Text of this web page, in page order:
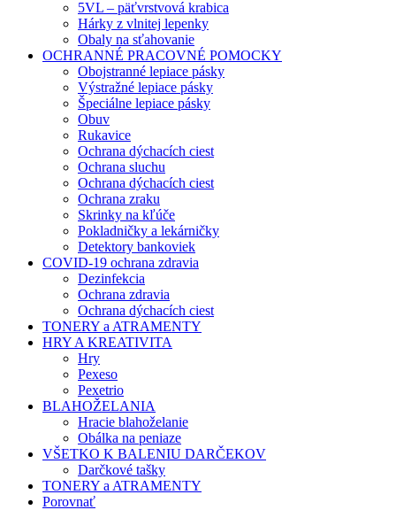
5VL – päťvrstvová krabica
Hárky z vlnitej lepenky
Obaly na sťahovanie
OCHRANNÉ PRACOVNÉ POMOCKY
Obojstranné lepiace pásky
Výstražné lepiace pásky
Špeciálne lepiace pásky
Obuv
Rukavice
Ochrana dýchacích ciest
Ochrana sluchu
Ochrana dýchacích ciest
Ochrana zraku
Skrinky na kľúče
Pokladničky a lekárničky
Detektory bankoviek
COVID-19 ochrana zdravia
Dezinfekcia
Ochrana zdravia
Ochrana dýchacích ciest
TONERY a ATRAMENTY
HRY A KREATIVITA
Hry
Pexeso
Pexetrio
BLAHOŽELANIA
Hracie blahoželanie
Obálka na peniaze
VŠETKO K BALENIU DARČEKOV
Darčkové tašky
TONERY a ATRAMENTY
Porovnať